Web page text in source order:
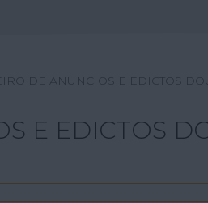
DE ANUNCIOS E EDICTOS
E EDICTOS